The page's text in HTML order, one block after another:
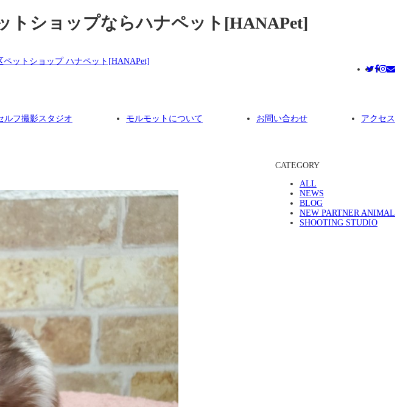
トショップならハナペット[HANAPet]
ルフ撮影スタジオ モルモットについて お問い合わせ アクセス
CATEGORY
ALL
NEWS
BLOG
NEW PARTNER ANIMAL
SHOOTING STUDIO